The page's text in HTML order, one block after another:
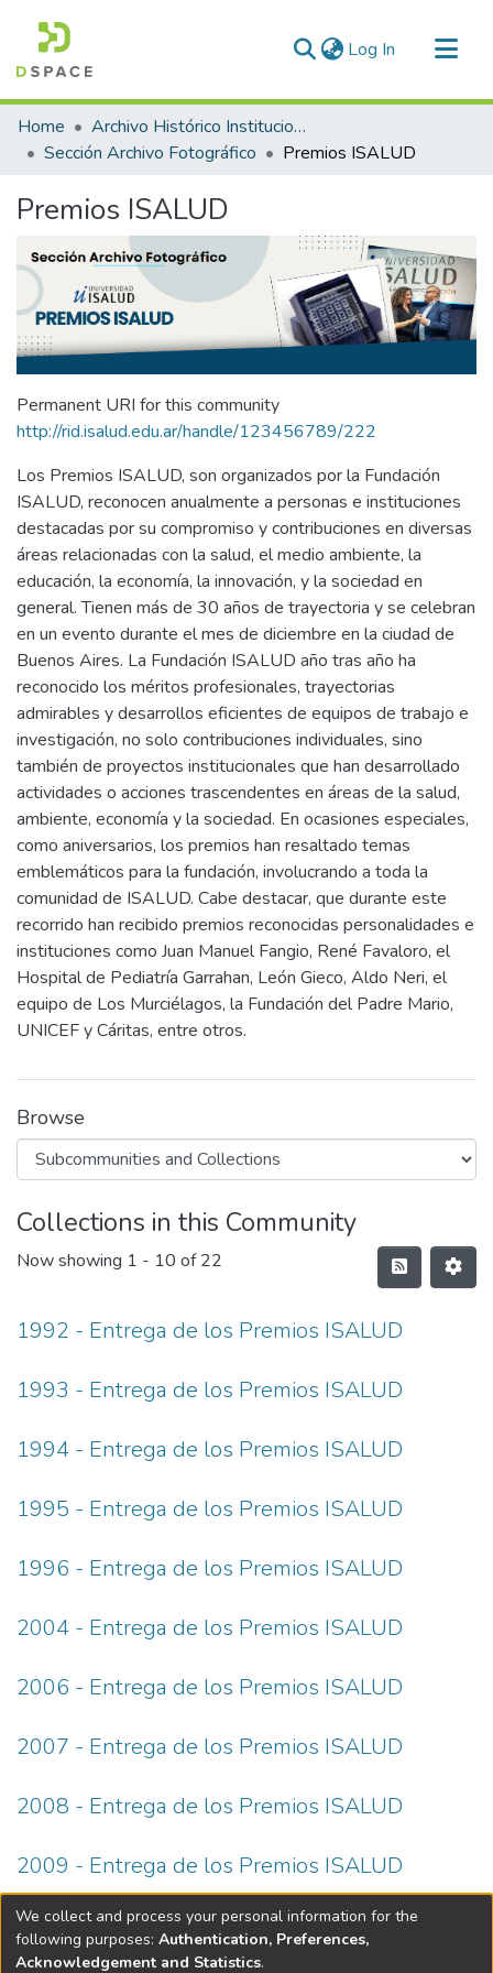
Log In (current)
Communities & Collections
All of DSpace
Home
Archivo Histórico Institucional
Sección Archivo Fotográfico
Premios ISALUD
Premios ISALUD
Permanent URI for this community
http://rid.isalud.edu.ar/handle/123456789/222
Los Premios ISALUD, son organizados por la Fundación
ISALUD, reconocen anualmente a personas e instituciones
destacadas por su compromiso y contribuciones en diversas
áreas relacionadas con la salud, el medio ambiente, la
educación, la economía, la innovación, y la sociedad en
general. Tienen más de 30 años de trayectoria y se celebran
en un evento durante el mes de diciembre en la ciudad de
Buenos Aires. La Fundación ISALUD año tras año ha
reconocido los méritos profesionales, trayectorias
admirables y desarrollos eficientes de equipos de trabajo e
investigación, no solo contribuciones individuales, sino
también de proyectos institucionales que han desarrollado
actividades o acciones trascendentes en áreas de la salud,
ambiente, economía y la sociedad. En ocasiones especiales,
como aniversarios, los premios han resaltado temas
emblemáticos para la fundación, involucrando a toda la
comunidad de ISALUD. Cabe destacar, que durante este
recorrido han recibido premios reconocidas personalidades e
instituciones como Juan Manuel Fangio, René Favaloro, el
Hospital de Pediatría Garrahan, León Gieco, Aldo Neri, el
equipo de Los Murciélagos, la Fundación del Padre Mario,
UNICEF y Cáritas, entre otros.
Browse
Collections in this Community
Now showing 1 - 10 of 22
1992 - Entrega de los Premios ISALUD
1993 - Entrega de los Premios ISALUD
1994 - Entrega de los Premios ISALUD
1995 - Entrega de los Premios ISALUD
1996 - Entrega de los Premios ISALUD
2004 - Entrega de los Premios ISALUD
2006 - Entrega de los Premios ISALUD
2007 - Entrega de los Premios ISALUD
2008 - Entrega de los Premios ISALUD
2009 - Entrega de los Premios ISALUD
« 1(current)
2 3 »
We collect and process your personal information for the
following purposes: Authentication, Preferences,
Acknowledgement and Statistics.